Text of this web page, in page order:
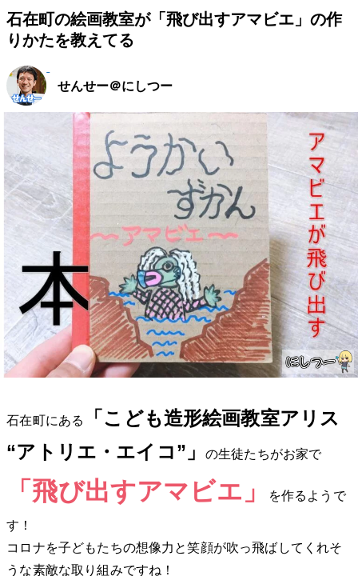
石在町の絵画教室が「飛び出すアマビエ」の作
りかたを教えてる
せんせー＠にしつー
石在町にある
「こども造形絵画教室アリス
“アトリエ・エイコ”」
の生徒たちがお家で
「飛び出すアマビエ」 を作るようで
す！
コロナを子どもたちの想像力と笑顔が吹っ飛ばしてくれそ
うな素敵な取り組みですね！